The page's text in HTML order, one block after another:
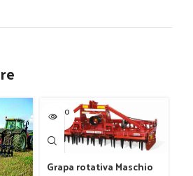
SOLD O
UT
Grapa rotativa Maschio